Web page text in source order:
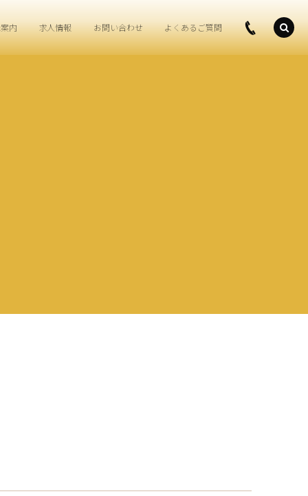
内 求人情報 お問い合わせ よくあるご質問